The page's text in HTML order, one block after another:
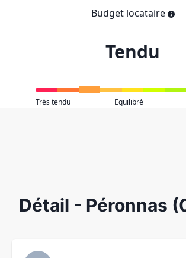
Budget locataire
Tendu
Très tendu Equilibré
Détail - Péronnas